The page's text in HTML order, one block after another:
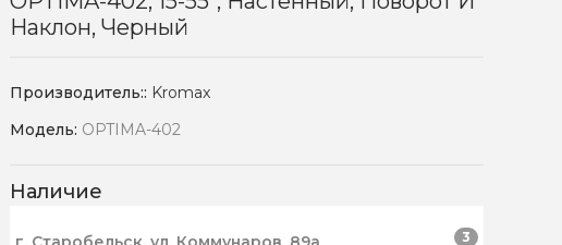
Наклон, Черный
Производитель:: Kromax
Модель: OPTIMA-402
Наличие
3